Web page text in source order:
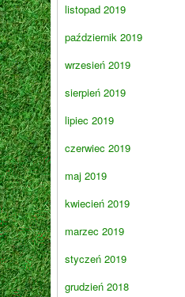
listopad 2019
październik 2019
wrzesień 2019
sierpień 2019
lipiec 2019
czerwiec 2019
maj 2019
kwiecień 2019
marzec 2019
styczeń 2019
grudzień 2018